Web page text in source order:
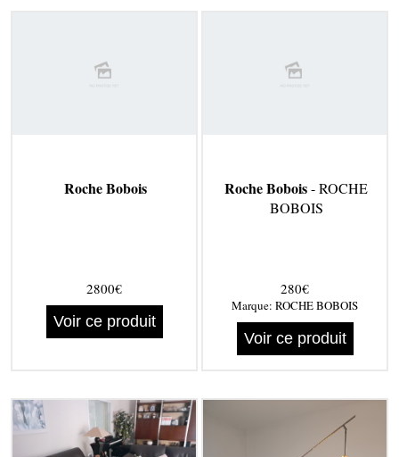
Roche Bobois
2800€
Voir ce produit
Roche Bobois- ROCHE
BOBOIS
280€
Marque: ROCHE BOBOIS
Voir ce produit